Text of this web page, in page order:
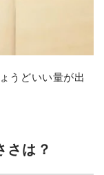
うどいい量が出
さは？